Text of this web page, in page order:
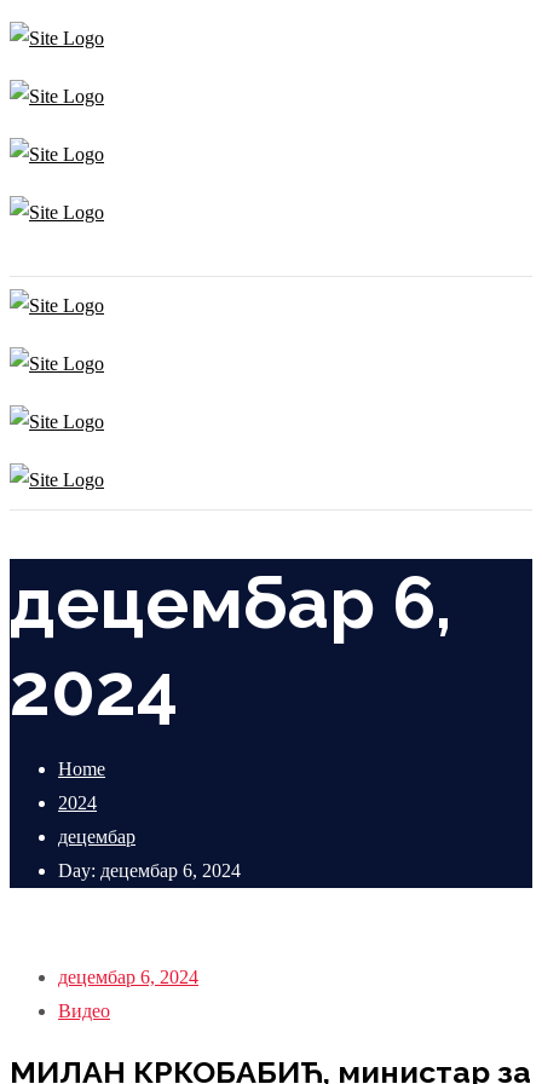
децембар 6,
2024
Home
2024
децембар
Day: децембар 6, 2024
децембар 6, 2024
Видео
МИЛАН КРКОБАБИЋ, министар за